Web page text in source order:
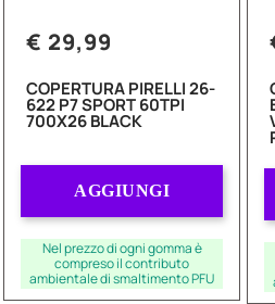
€ 29,99
COPERTURA PIRELLI 26-
622 P7 SPORT 60TPI
700X26 BLACK
AGGIUNGI
Nel prezzo di ogni gomma è
compreso il contributo
ambientale di smaltimento PFU